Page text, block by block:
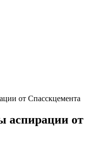
от Спасскцемента
аспирации от